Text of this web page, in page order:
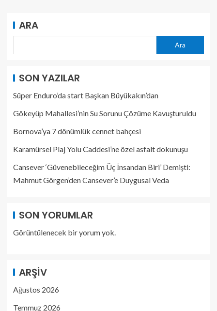
ARA
Ara
SON YAZILAR
Süper Enduro’da start Başkan Büyükakın’dan
Gökeyüp Mahallesi’nin Su Sorunu Çözüme Kavuşturuldu
Bornova’ya 7 dönümlük cennet bahçesi
Karamürsel Plaj Yolu Caddesi’ne özel asfalt dokunuşu
Cansever ‘Güvenebileceğim Üç İnsandan Biri’ Demişti:
Mahmut Görgen’den Cansever’e Duygusal Veda
SON YORUMLAR
Görüntülenecek bir yorum yok.
ARŞIV
Ağustos 2026
Temmuz 2026